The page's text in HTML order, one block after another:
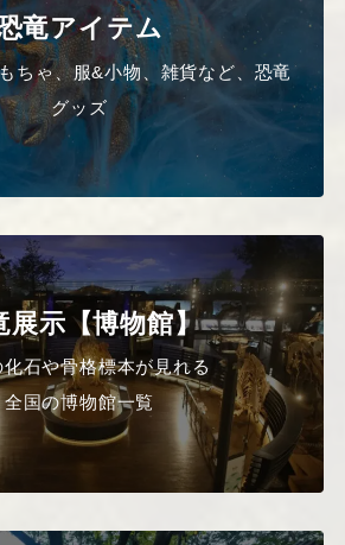
竜アイテム
ちゃ、服&小物、雑貨など、恐竜
グッズ
展示【博物館】
石や骨格標本が見れる
全国の博物館一覧